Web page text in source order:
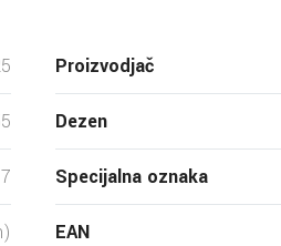
Proizvodjač
Dezen
Specijalna oznaka
EAN